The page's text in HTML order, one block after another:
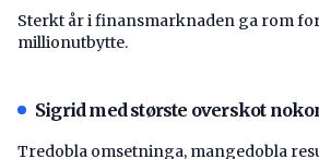
Sterkt år i finansmarknaden ga rom
millionutbytte.
Sigrid med største overskot
Tredobla omsetninga, mangedobla